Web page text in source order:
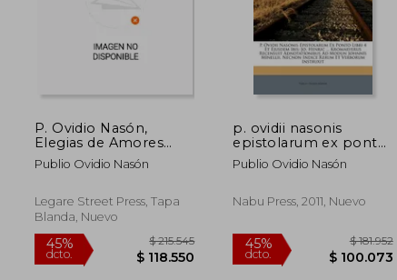
$ 82.712
$ 150.285
$ 82.657
45%
P. Ovidio Nasón,
Elegias de Amores
Puros, y del Nogal
Publio Ovidio Nasón
Legare Street Press, Tapa
Blanda, Nuevo
p. ovidii nasonis
epistolarum ex ponto
libri 4 et ejusdem ibis:
jo. henric ...
adnotat onibus ad
Inglés)
Publio Ovidio Nasón
Nabu Press, 2011, Nuevo